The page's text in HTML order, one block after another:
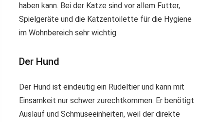
haben kann. Bei der Katze sind vor allem Futter,
Spielgeräte und die Katzentoilette für die Hygiene
im Wohnbereich sehr wichtig.
Der Hund
Der Hund ist eindeutig ein Rudeltier und kann mit
Einsamkeit nur schwer zurechtkommen. Er benötigt
Auslauf und Schmuseeinheiten, weil der direkte